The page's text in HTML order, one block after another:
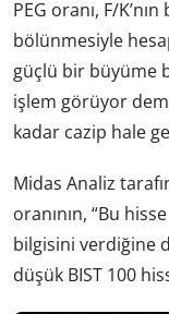
PEG oranı, F/
bölünmesiyle
güçlü bir büyüme
işlem görüyor
kadar cazip hale
Midas Analiz
oranının, “Bu
bilgisini verdiğine
düşük BIST 100